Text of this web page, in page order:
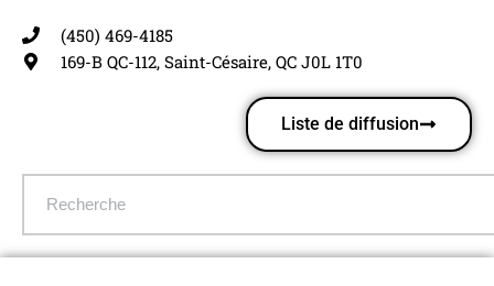
Aller
(450) 469-4185
169-B QC-112, Saint-Césaire, QC J0L 1T0
Liste de diffusion